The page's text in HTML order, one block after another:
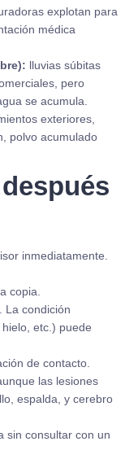
explotan para
médica
lluvias súbitas
pero
se acumula.
exteriores,
polvo acumulado
inmediatamente.
copia.
La condición
etc.) puede
de contacto.
las lesiones
espalda, y cerebro
sin consultar con un